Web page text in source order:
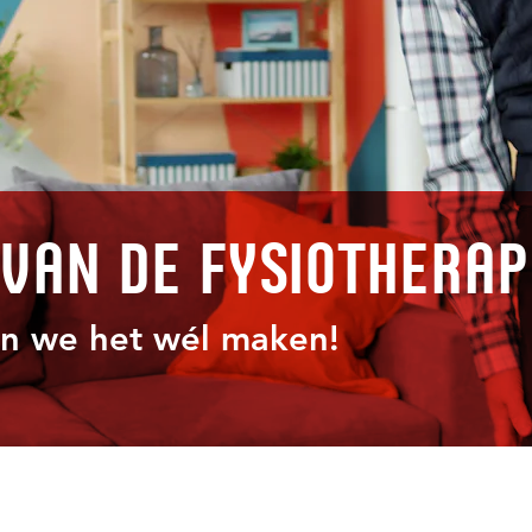
de
we het wél maken!